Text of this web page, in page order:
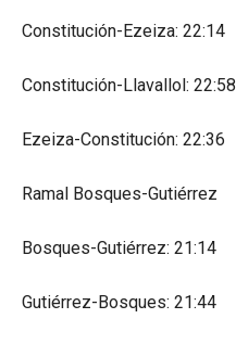
Constitución-Ezeiza: 22:14
Constitución-Llavallol: 22:58
Ezeiza-Constitución: 22:36
Ramal Bosques-Gutiérrez
Bosques-Gutiérrez: 21:14
Gutiérrez-Bosques: 21:44